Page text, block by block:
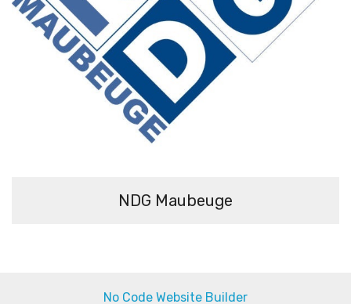
NDG Maubeuge
No Code Website Builder